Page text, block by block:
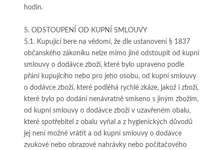
hodin.
5. ODSTOUPENÍ OD KUPNÍ SMLOUVY
5.1. Kupující bere na vědomí, že dle ustanovení § 1837
občanského zákoníku nelze mimo jiné odstoupit od kupní
smlouvy o dodávce zboží, které bylo upraveno podle
přání kupujícího nebo pro jeho osobu, od kupní smlouvy
o dodávce zboží, které podléhá rychlé zkáze, jakož i zboží,
které bylo po dodání nenávratně smíseno s jiným zbožím,
od kupní smlouvy o dodávce zboží v uzavřeném obalu,
které spotřebitel z obalu vyňal a z hygienických důvodů
jej není možné vrátit a od kupní smlouvy o dodávce
zvukové nebo obrazové nahrávky nebo počítačového